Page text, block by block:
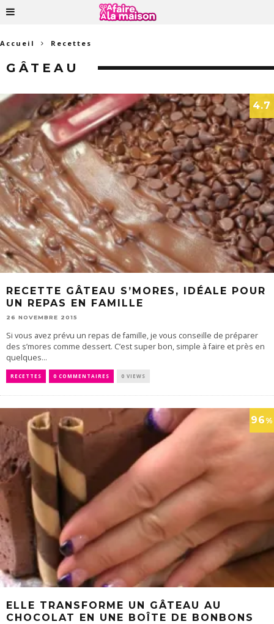
Accueil Recettes
GÂTEAU
4.7
RECETTE GÂTEAU S’MORES, IDÉALE POUR
UN REPAS EN FAMILLE
26 NOVEMBRE 2015
Si vous avez prévu un repas de famille, je vous conseille de préparer
des s’mores comme dessert. C’est super bon, simple à faire et près en
quelques...
RECETTES 0 COMMENTAIRES 0 VIEWS
96 %
ELLE TRANSFORME UN GÂTEAU AU
CHOCOLAT EN UNE BOÎTE DE BONBONS